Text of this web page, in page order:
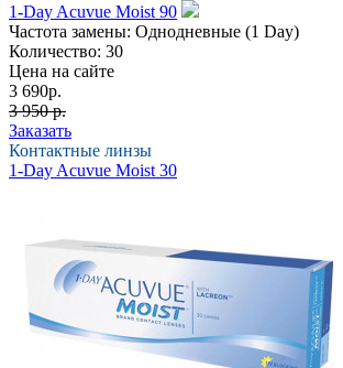
1-Day Acuvue Moist 90
Частота замены: Однодневные (1 Day)
Количество: 30
Цена на сайте
3 690р.
3 950 р.
Заказать
Контактные линзы
1-Day Acuvue Moist 30